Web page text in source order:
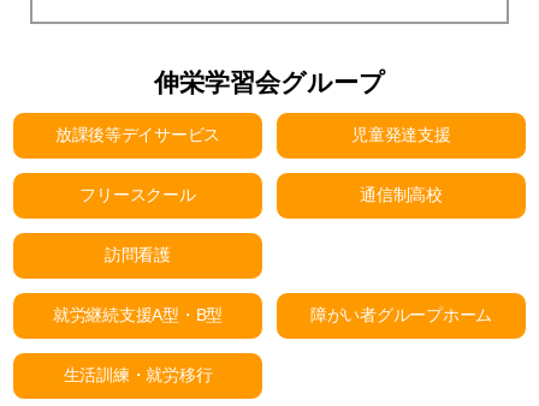
伸栄学習会グループ
放課後等デイサービス 児童発達支援
フリースクール 通信制高校
訪問看護
就労継続支援A型・B型 障がい者グループホーム
生活訓練・就労移行